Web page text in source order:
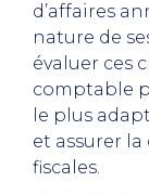
d’affaires
nature de
évaluer ces
comptable
le plus
et assurer
fiscales.